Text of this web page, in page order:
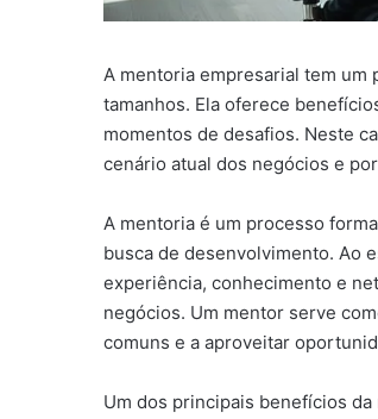
A mentoria empresarial tem
tamanhos. Ela oferece
momentos de desafios. Neste
cenário atual dos negócios e
A mentoria é um processo
busca de desenvolvimento. Ao
experiência, conhecimento e
negócios. Um mentor serve
comuns e a aproveitar
Um dos principais benefícios